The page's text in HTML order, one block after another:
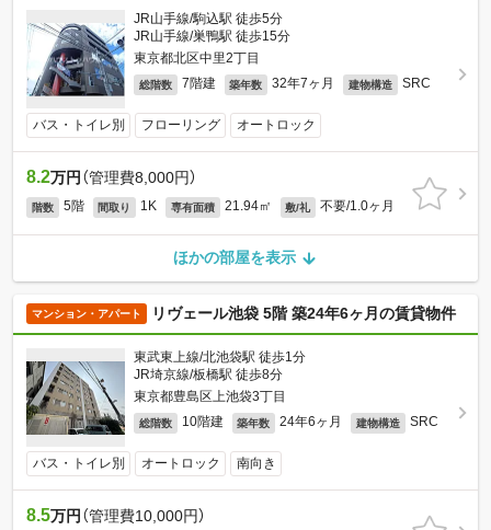
JR山手線/駒込駅 徒歩5分
JR山手線/巣鴨駅 徒歩15分
東京都北区中里2丁目
総階数 7階建 築年数 32年7ヶ月 建物構造 SRC
バス・トイレ別 フローリング オートロック
8.2万円 （管理費8,000円）
階数 5階 間取り 1K 専有面積 21.94㎡ 敷/礼 不要/1.0ヶ月
ほかの部屋を表示
マンション・アパート リヴェール池袋 5階 築24年6ヶ月の賃貸物件
東武東上線/北池袋駅 徒歩1分
JR埼京線/板橋駅 徒歩8分
東京都豊島区上池袋3丁目
総階数 10階建 築年数 24年6ヶ月 建物構造 SRC
バス・トイレ別 オートロック 南向き
8.5万円 （管理費10,000円）